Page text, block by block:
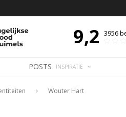
9,2 3956
POSTS INSPIRATIE
Wouter Hart